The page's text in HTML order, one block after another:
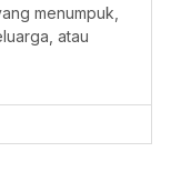
menumpuk,
atau